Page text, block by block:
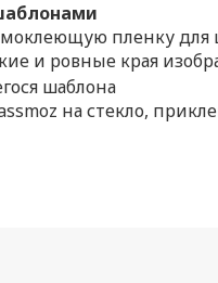
пленку
и ровные края
шаблона
на стекло,